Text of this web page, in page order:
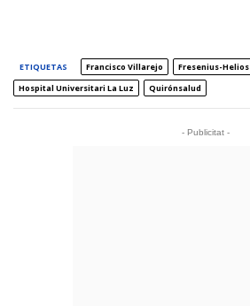
ETIQUETAS Francisco Villarejo Fresenius-Helios
Hospital Universitari La Luz
Quirónsalud
- Publicitat -